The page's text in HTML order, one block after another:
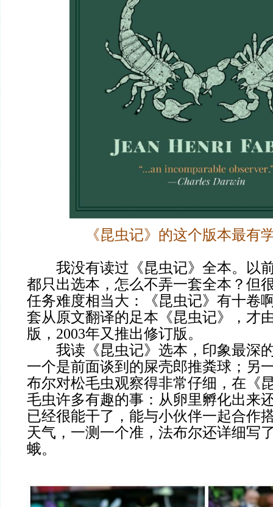
《昆虫记》的这个版本最有
我没有读过《昆虫记》全本。以
都只出选本，怎么不弄一套全本？但
任务难度相当大：《昆虫记》有十卷
套从原文翻译的足本《昆虫记》，才
版，2003年又推出修订版。
我读《昆虫记》选本，印象最深
一个是前面谈到的屎壳郎推粪球；另
布尔对松毛虫观察得非常仔细，在《
毛虫许多有趣的事：从卵里孵化出来
已经很能干了，能与小伙伴一起合作
天气，一测一个准，法布尔还详细写
蛾。